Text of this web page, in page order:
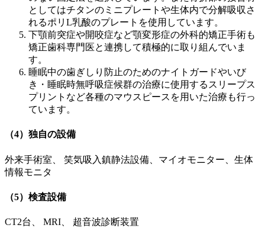
としてはチタンのミニプレートや生体内で分解吸収さ
れるポリL乳酸のプレートを使用しています。
下顎前突症や開咬症など顎変形症の外科的矯正手術も
矯正歯科専門医と連携して積極的に取り組んでいま
す。
睡眠中の歯ぎしり防止のためのナイトガードやいび
き・睡眠時無呼吸症候群の治療に使用するスリープス
プリントなど各種のマウスピースを用いた治療も行っ
ています。
（4）独自の設備
外来手術室、 笑気吸入鎮静法設備、マイオモニター、生体
情報モニタ
（5）検査設備
CT2台、 MRI、 超音波診断装置